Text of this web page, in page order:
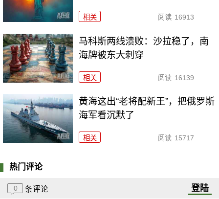
相关 阅读 16913
马科斯两线溃败：沙拉稳了，南
海牌被东大刺穿
相关 阅读 16139
黄海这出“老将配新王”，把俄罗斯
海军看沉默了
相关 阅读 15717
热门评论
0 条评论 登陆